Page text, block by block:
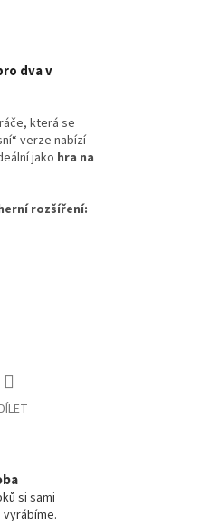
dva v
která se
verze nabízí
jako hra na
rozšíření:
si sami
vyrábíme.